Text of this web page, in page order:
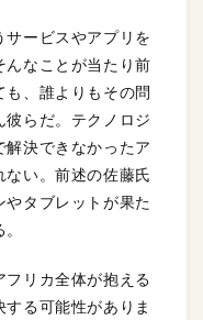
ービスやアプリを
んなことが当たり前
、誰よりもその問
らだ。テクノロジ
決できなかったア
い。前述の佐藤氏
タブレットが果た
フリカ全体が抱える
する可能性がありま